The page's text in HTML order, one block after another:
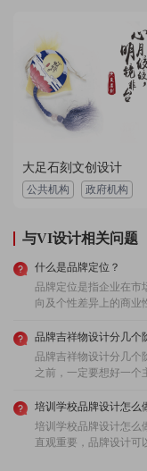
用户 159****1148：
设
服
用户 131****7634：
设
客
常
用户 156****8049：
设
大足石刻文创设计
公共机构 政府机构
与VI设计相关问题
什么是品牌定位？
品牌定位是指企业在市
向及个性差异上的商业
品牌吉祥物设计分几个
品牌吉祥物设计分几个
之前，一定要想好一个
的时候围绕这个主题来
主题最好能够贴近大众
物的主题无非就是平安
培训学校品牌设计怎么
培训学校品牌设计怎么
直观重要，品牌设计可